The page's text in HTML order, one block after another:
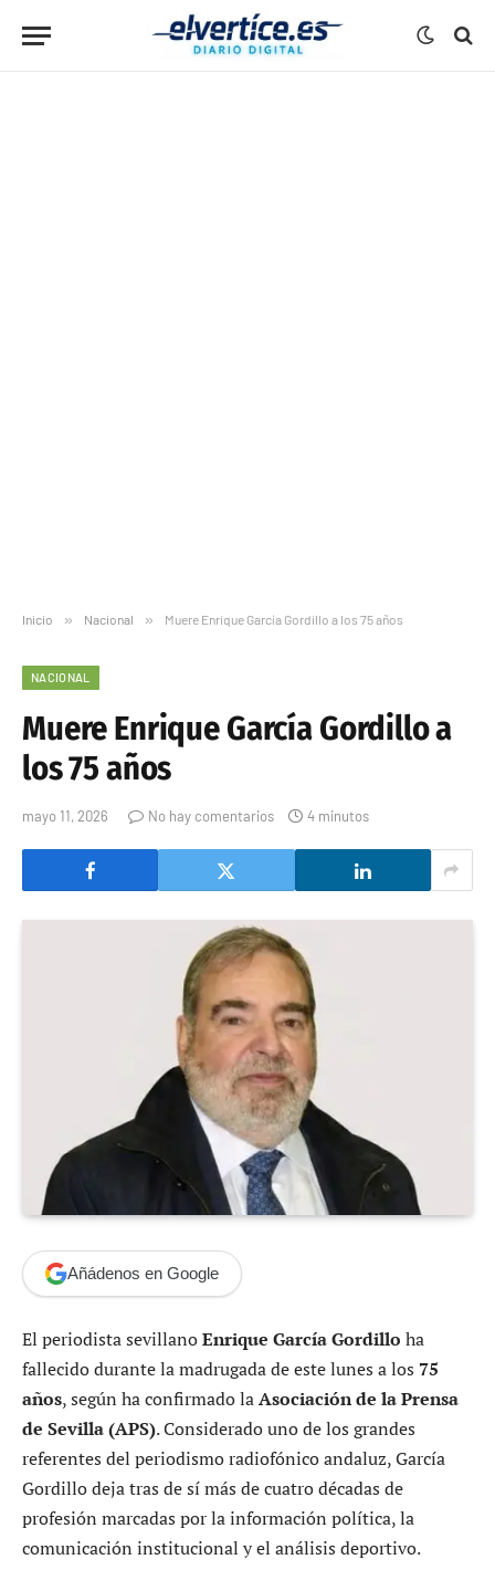
Inicio » Nacional » Muere Enrique García Gordillo a los 75 años
NACIONAL
Muere Enrique García Gordillo a
los 75 años
mayo 11, 2026 No hay comentarios 4 minutos
Añádenos en Google
El periodista sevillanoEnrique García Gordillo ha
fallecido durante la madrugada de este lunes a los 75
años, según ha confirmado laAsociación de la Prensa
de Sevilla (APS). Considerado uno de los grandes
referentes del periodismo radiofónico andaluz, García
Gordillo deja tras de sí más de cuatro décadas de
profesión marcadas por la información política, la
comunicación institucional y el análisis deportivo.